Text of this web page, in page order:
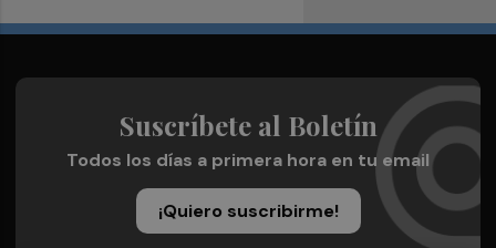
Suscríbete al Boletín
Todos los días a primera hora en tu email
¡Quiero suscribirme!